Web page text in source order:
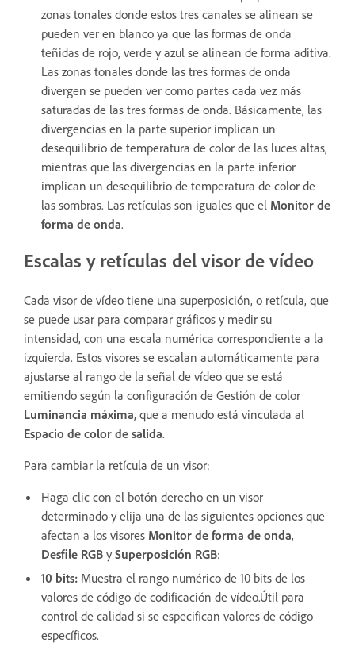
zonas tonales donde estos tres canales se alinean se
pueden ver en blanco ya que las formas de onda
teñidas de rojo, verde y azul se alinean de forma aditiva.
Las zonas tonales donde las tres formas de onda
divergen se pueden ver como partes cada vez más
saturadas de las tres formas de onda. Básicamente, las
divergencias en la parte superior implican un
desequilibrio de temperatura de color de las luces altas,
mientras que las divergencias en la parte inferior
implican un desequilibrio de temperatura de color de
las sombras. Las retículas son iguales que el Monitor de
forma de onda.
Escalas y retículas del visor de vídeo
Cada visor de vídeo tiene una superposición, o retícula, que
se puede usar para comparar gráficos y medir su
intensidad, con una escala numérica correspondiente a la
izquierda. Estos visores se escalan automáticamente para
ajustarse al rango de la señal de vídeo que se está
emitiendo según la configuración de Gestión de color
Luminancia máxima, que a menudo está vinculada al
Espacio de color de salida.
Para cambiar la retícula de un visor:
Haga clic con el botón derecho en un visor
determinado y elija una de las siguientes opciones que
afectan a los visores Monitor de forma de onda,
Desfile RGB y Superposición RGB:
10 bits: Muestra el rango numérico de 10 bits de los
valores de código de codificación de vídeo.Útil para
control de calidad si se especifican valores de código
específicos.